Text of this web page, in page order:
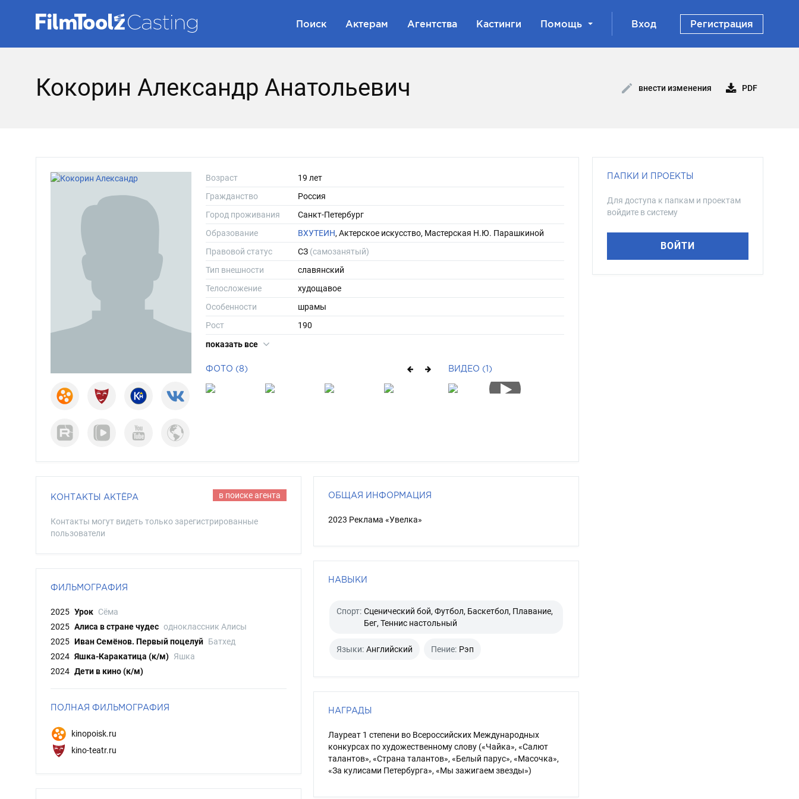
Поиск Актерам Агентства Кастинги Помощь Вход Регистрация
Кокорин Александр Анатольевич внести изменения PDF
Возраст
19 лет
Гражданство
Россия
Город проживания
Санкт-Петербург
Образование
ВХУТЕИН, Актерское искусство, Мастерская Н.Ю. Парашкиной
Правовой статус
СЗ (самозанятый)
Тип внешности
славянский
Телосложение
худощавое
Особенности
шрамы
Рост
190
Вес
показать все
ФОТО (8) ВИДЕО (1)
КОНТАКТЫ АКТЁРА в поиске агента
Контакты могут видеть только зарегистрированные
пользователи
ФИЛЬМОГРАФИЯ
2025 Урок Сёма
2025 Алиса в стране чудес одноклассник Алисы
2025 Иван Семёнов. Первый поцелуй Батхед
2024 Яшка-Каракатица (к/м) Яшка
2024 Дети в кино (к/м)
ПОЛНАЯ ФИЛЬМОГРАФИЯ
kinopoisk.ru
kino-teatr.ru
ОБЩАЯ ИНФОРМАЦИЯ
2023 Реклама «Увелка»
НАВЫКИ
Спорт: Сценический бой, Футбол, Баскетбол, Плавание,
Бег, Теннис настольный
Языки: Английский Пение: Рэп
НАГРАДЫ
Лауреат 1 степени во Всероссийских Международных
конкурсах по художественному слову («Чайка», «Салют
талантов», «Страна талантов», «Белый парус», «Масочка»,
«За кулисами Петербурга», «Мы зажигаем звезды»)
ПАПКИ И ПРОЕКТЫ
Для доступа к папкам и проектам
войдите в систему
ВОЙТИ